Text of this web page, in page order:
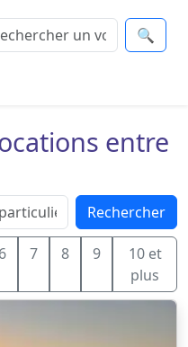
🔍
entre
Rechercher
6 7 8 9
10 et
plus